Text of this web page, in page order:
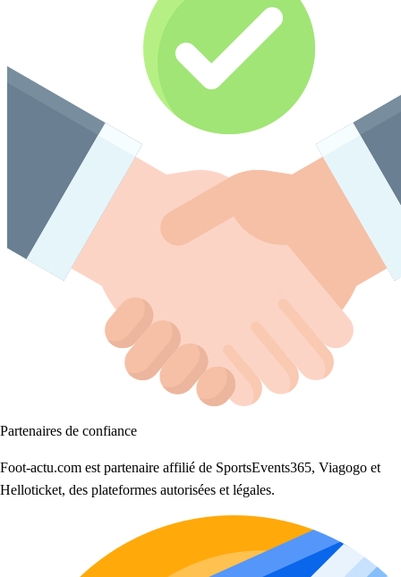
Partenaires de confiance
Foot-actu.com est partenaire affilié de SportsEvents365, Viagogo et
Helloticket, des plateformes autorisées et légales.